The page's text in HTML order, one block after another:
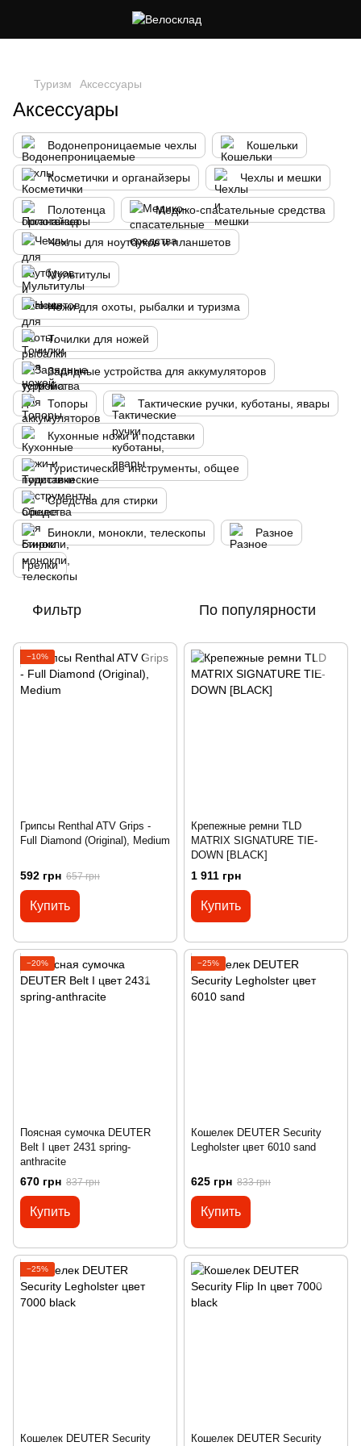
Туризм Аксессуары
Аксессуары
Водонепроницаемые чехлы Кошельки
Косметички и органайзеры Чехлы и мешки
Полотенца Медико-спасательные средства
Чехлы для ноутбуков и планшетов
Мультитулы
Ножи для охоты, рыбалки и туризма
Точилки для ножей
Зарядные устройства для аккумуляторов
Топоры Тактические ручки, куботаны, явары
Кухонные ножи и подставки
Туристические инструменты, общее
Средства для стирки
Бинокли, монокли, телескопы Разное
Грелки
Фильтр По популярности
−10%
Грипсы Renthal ATV Grips -
Full Diamond (Original), Medium
592 грн 657 грн
Купить
Крепежные ремни TLD
MATRIX SIGNATURE TIE-
DOWN [BLACK]
1 911 грн
Купить
−20%
Поясная сумочка DEUTER
Belt I цвет 2431 spring-
anthracite
670 грн 837 грн
Купить
−25%
Кошелек DEUTER Security
Legholster цвет 6010 sand
625 грн 833 грн
Купить
−25%
Кошелек DEUTER Security
Кошелек DEUTER Security